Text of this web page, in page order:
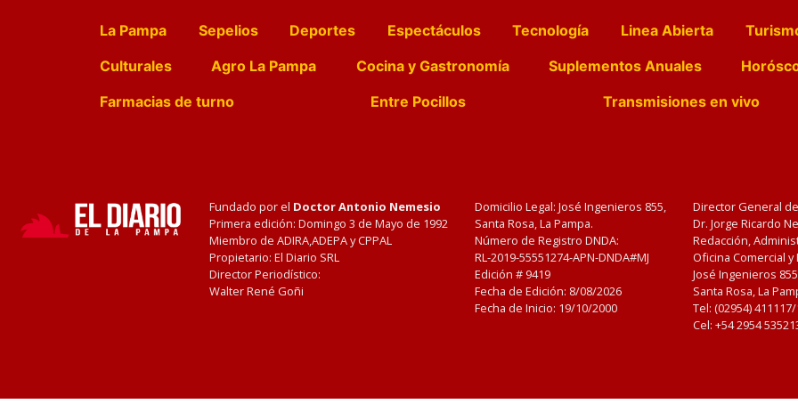
La Pampa Sepelios Deportes Espectáculos Tecnología Linea Abierta
Culturales
Agro La Pampa Cocina y Gastronomía Suplementos Anuales
Farmacias de turno
Entre Pocillos Transmisiones en vivo
Fundado por el Doctor Antonio Nemesio
Primera edición: Domingo 3 de Mayo de 1992
Miembro de ADIRA,ADEPA y CPPAL
Propietario: El Diario SRL
Director Periodístico:
Walter René Goñi
Domicilio Legal: José Ingenieros 855,
Santa Rosa, La Pampa.
Número de Registro DNDA:
RL-2019-55551274-APN-DNDA#MJ
Edición # 9419
Fecha de Edición: 8/08/2026
Fecha de Inicio: 19/10/2000
Director General
Dr. Jorge Ricardo
Redacción,
Oficina Comercial
José Ingenieros
Santa Rosa, La
Tel: (02954)
Cel: +54 2954